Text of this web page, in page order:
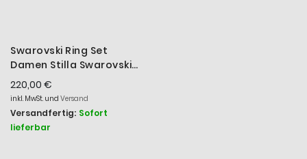
Swarovski Ring Set
Damen Stilla Swarovski®
Zirkonia 5649216 Gr. 52
220,00 €
inkl. MwSt. und Versand
Versandfertig: Sofort
lieferbar